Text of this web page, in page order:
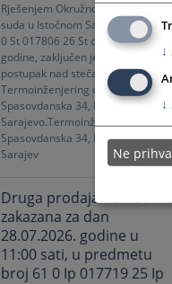
Rješenjem Okružnog privrednog
suda u Istočnom Sarajevu, broj 61
0 St 017806 26 St od 23.07.2026.
godine, zaključen je stečajni
postupak nad stečajnim dužnikom
Termoinženjering d.o.o,
Spasovdanska 34, Istočno Novo
Sarajevo.Termoinženjering d.o.o.,
Spasovdanska 34, Istočno Novo
Sarajev
Druga prodaja
zakazana za dan
28.07.2026. godine u
11:00 sati, u predmetu
broj 61 0 Ip 017719 25 Ip
↓
↓
Ne